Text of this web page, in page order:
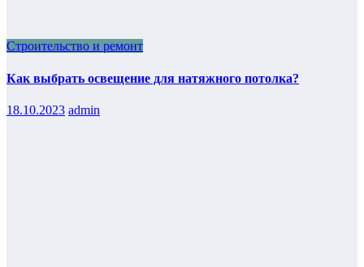
Строительство и ремонт
Как выбрать освещение для натяжного потолка?
18.10.2023 admin